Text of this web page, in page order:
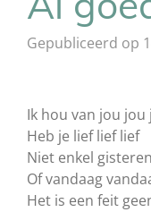
Gepubliceerd op
Ik hou van jou jou
Heb je lief lief lief
Niet enkel
Of vandaag
Het is een feit